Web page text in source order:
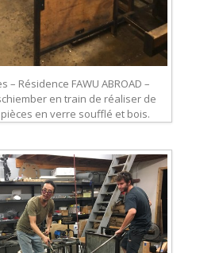
– Résidence FAWU ABROAD –
en train de réaliser de
en verre soufflé et bois.